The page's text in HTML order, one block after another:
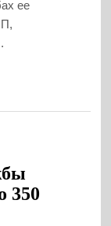
ее
350